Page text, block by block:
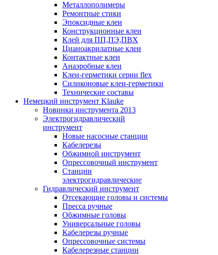
Металлополимеры
Ремонтные стики
Эпоксидные клеи
Конструкционные клеи
Клей для ПП,ПЭ,ПВХ
Цианоакрилатные клеи
Контактные клеи
Анаэробные клеи
Клеи-герметики серии flex
Силиконовые клеи-герметики
Технические составы
Немецкий инструмент Klauke
Новинки инструмента 2013
Электрогидравлический
инструмент
Новые насосные станции
Кабелерезы
Обжимной инструмент
Опрессовочный инструмент
Станции
электрогидравлические
Гидравлический инструмент
Отсекающие головы и системы
Пресса ручные
Обжимные головы
Универсальные головы
Кабелерезы ручные
Опрессовочные системы
Кабелерезные станции